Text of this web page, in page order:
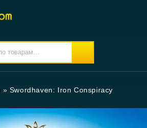
» Swordhaven: Iron Conspiracy